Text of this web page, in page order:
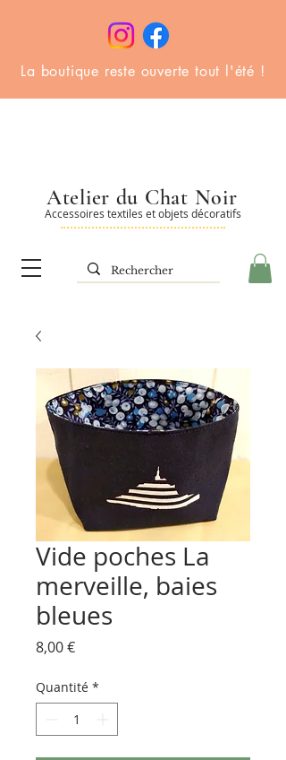
La boutique reste ouverte tout l'été !
Accessoires textiles et objets décoratifs
Atelier du Chat Noir
Vide poches La
merveille, baies
bleues
8,00 €Prix
Quantité *